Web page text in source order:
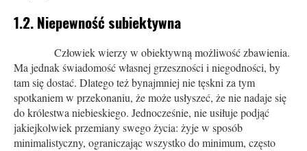
1.2. Niepewność subiektywna
Człowiek wierzy w obiektywną możliwość zbawienia.
Ma jednak świadomość własnej grzeszności i niegodności, by
tam się dostać. Dlatego też bynajmniej nie tęskni za tym
spotkaniem w przekonaniu, że może usłyszeć, że nie nadaje się
do królestwa niebieskiego. Jednocześnie, nie usiłuje podjąć
jakiejkolwiek przemiany swego życia: żyje w sposób
minimalistyczny, ograniczając wszystko do minimum, często